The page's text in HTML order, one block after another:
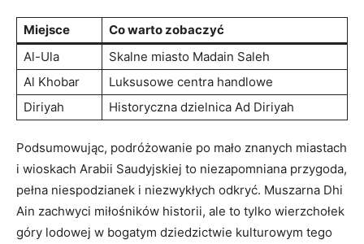
Miejsce
Co warto zobaczyć
Al-Ula
Skalne miasto Madain Saleh
Al Khobar
Luksusowe⁤ centra handlowe
Diriyah
Historyczna​ dzielnica Ad Diriyah
Podsumowując, ‌podróżowanie po ⁢mało znanych miastach⁤
i wioskach Arabii Saudyjskiej to⁤ niezapomniana przygoda,
pełna niespodzianek i niezwykłych odkryć. Muszarna‌ Dhi
Ain zachwyci miłośników historii, ​ale to tylko wierzchołek
góry lodowej ⁢w⁤ bogatym dziedzictwie kulturowym tego